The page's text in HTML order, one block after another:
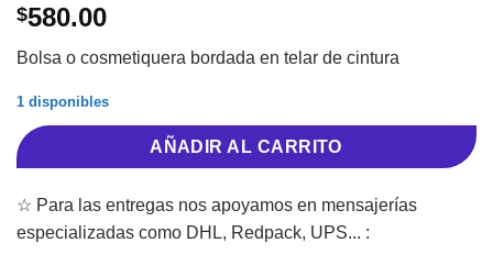
$580.00
Bolsa o cosmetiquera bordada en telar de cintura
1 disponibles
AÑADIR AL CARRITO
☆ Para las entregas nos apoyamos en mensajerías
especializadas como DHL, Redpack, UPS... :